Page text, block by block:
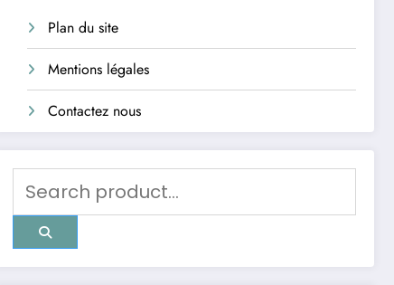
Plan du site
Mentions légales
Contactez nous